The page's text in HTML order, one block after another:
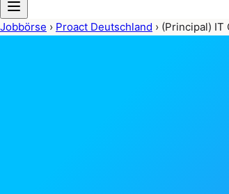
Jobbörse › Proact Deutschland › (Principal)